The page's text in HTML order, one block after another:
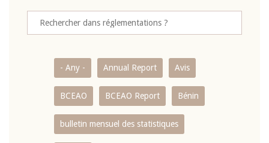
- Any - Annual Report Avis
BCEAO BCEAO Report Bénin
bulletin mensuel des statistiques